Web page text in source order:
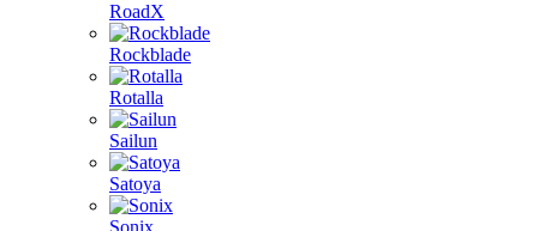
RoadX
Rockblade
Rotalla
Sailun
Satoya
Sonix